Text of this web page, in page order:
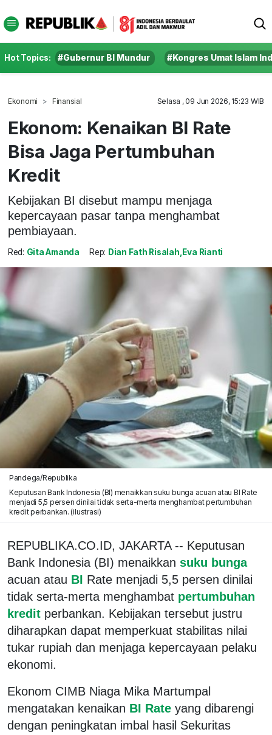
Hot Topics: #Gubernur BI Mundur #Kongres Umat Islam
Ekonomi Finansial Selasa , 09 Jun 2026, 15:23 WIB
Ekonom: Kenaikan BI Rate
Bisa Jaga Pertumbuhan
Kredit
Kebijakan BI disebut mampu menjaga
kepercayaan pasar tanpa menghambat
pembiayaan.
Red: Gita Amanda Rep: Dian Fath Risalah,Eva Rianti
Pandega/Republika
Keputusan Bank Indonesia (BI) menaikkan suku bunga acuan atau BI Rate
menjadi 5,5 persen dinilai tidak serta-merta menghambat pertumbuhan
kredit perbankan. (ilustrasi)
REPUBLIKA.CO.ID, JAKARTA -- Keputusan
Bank Indonesia (BI) menaikkan suku bunga
acuan atau BI Rate menjadi 5,5 persen dinilai
tidak serta-merta menghambat pertumbuhan
kredit perbankan. Kebijakan tersebut justru
diharapkan dapat memperkuat stabilitas nilai
tukar rupiah dan menjaga kepercayaan pelaku
ekonomi.
Ekonom CIMB Niaga Mika Martumpal
mengatakan kenaikan BI Rate yang dibarengi
dengan peningkatan imbal hasil Sekuritas